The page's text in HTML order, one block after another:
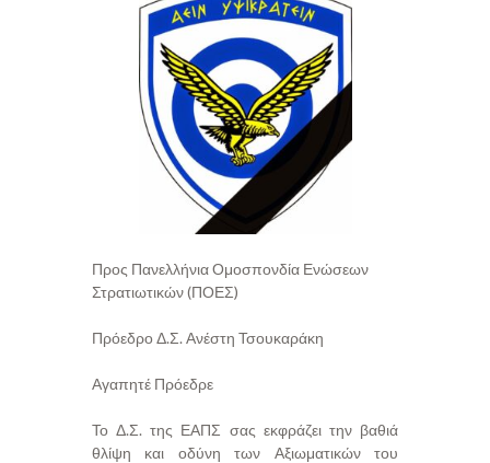
Προς Πανελλήνια Ομοσπονδία Ενώσεων
Στρατιωτικών (ΠΟΕΣ)
Πρόεδρο Δ.Σ. Ανέστη Τσουκαράκη
Αγαπητέ Πρόεδρε
Το Δ.Σ. της ΕΑΠΣ σας εκφράζει την βαθιά
θλίψη και οδύνη των Αξιωματικών του